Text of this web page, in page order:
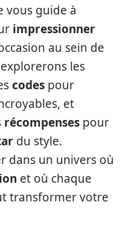
vous guide à
impressionner
au sein de
les
codes pour
et
récompenses pour
du style.
dans un univers où
et où chaque
transformer votre